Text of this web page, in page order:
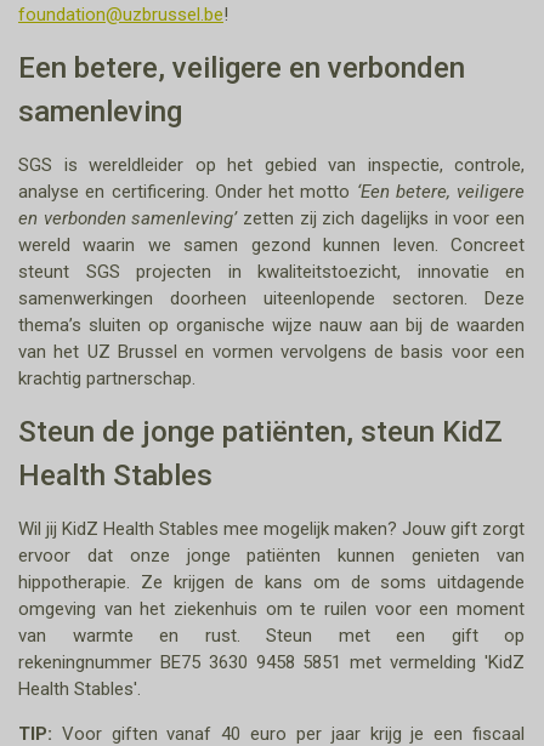
foundation@uzbrussel.be!
Een betere, veiligere en verbonden
samenleving
SGS is wereldleider op het gebied van inspectie, controle,
analyse en certificering. Onder het motto ‘Een betere, veiligere
en verbonden samenleving’zetten zij zich dagelijks in voor een
wereld waarin we samen gezond kunnen leven. Concreet
steunt SGS projecten in kwaliteitstoezicht, innovatie en
samenwerkingen doorheen uiteenlopende sectoren. Deze
thema’s sluiten op organische wijze nauw aan bij de waarden
van het UZ Brussel en vormen vervolgens de basis voor een
krachtig partnerschap.
Steun de jonge patiënten, steun KidZ
Health Stables
Wil jij KidZ Health Stables mee mogelijk maken? Jouw gift zorgt
ervoor dat onze jonge patiënten kunnen genieten van
hippotherapie. Ze krijgen de kans om de soms uitdagende
omgeving van het ziekenhuis om te ruilen voor een moment
van warmte en rust. Steun met een gift op
rekeningnummer BE75 3630 9458 5851 met vermelding 'KidZ
Health Stables'.
TIP: Voor giften vanaf 40 euro per jaar krijg je een fiscaal